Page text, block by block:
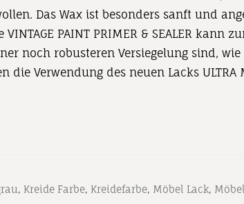
Das Wax ist besonders sanft und
PAINT PRIMER & SEALER kann
noch robusteren Versiegelung sind,
Verwendung des neuen Lacks ULTRA
, Kreide Farbe, Kreidefarbe, Möbel Lack,